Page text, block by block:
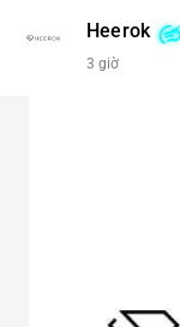
Heerok
3 giờ